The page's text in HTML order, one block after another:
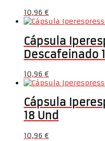
10,96€
Cápsula
Descafeinado
10,96€
Cápsula
18 Und
10,96€